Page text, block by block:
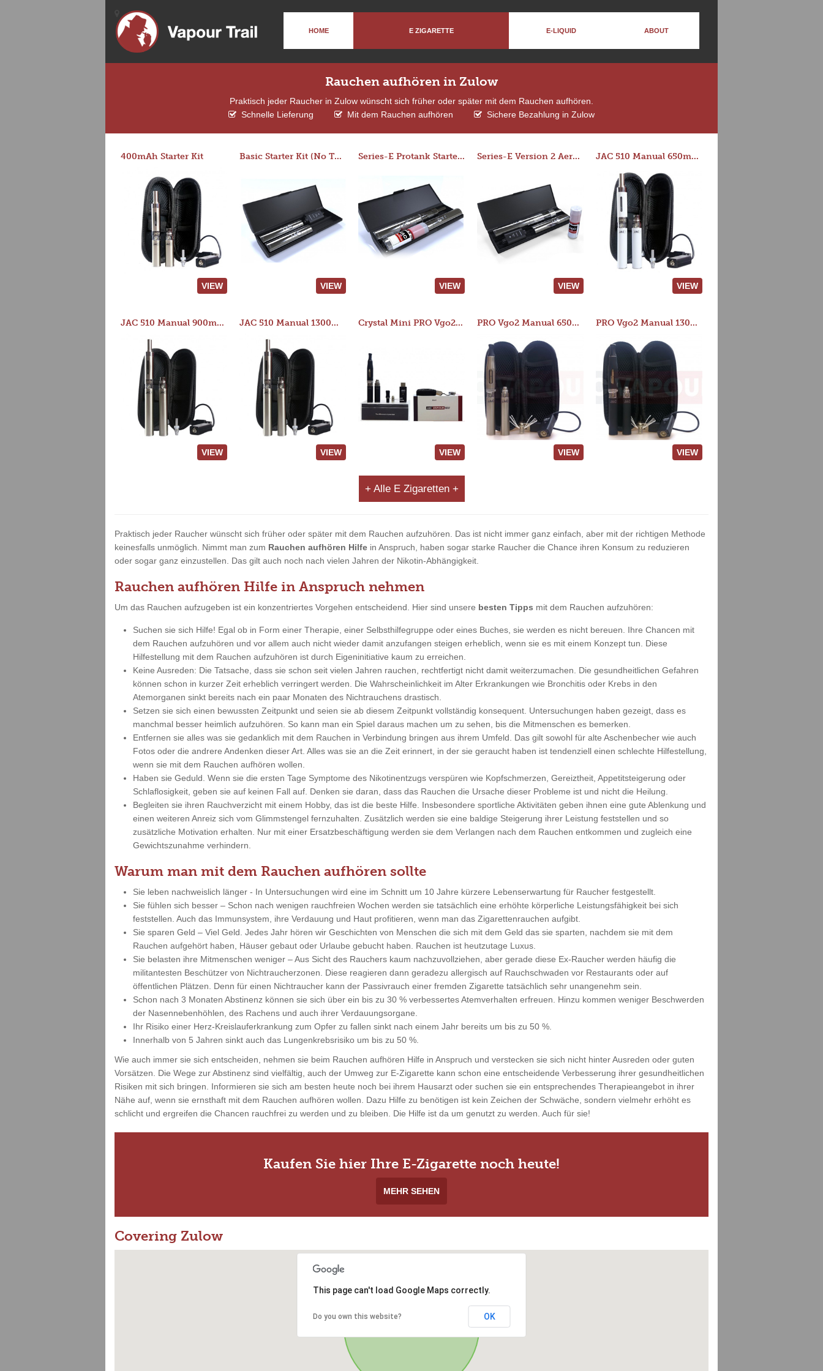
HOME E ZIGARETTE E-LIQUID ABOUT
Rauchen aufhören in Zulow
Praktisch jeder Raucher in Zulow wünscht sich früher oder später mit dem Rauchen aufhören.
Schnelle Lieferung
Mit dem Rauchen aufhören Sichere Bezahlung in Zulow
400mAh Starter Kit
VIEW
Basic Starter Kit (No Tank)
VIEW
Series-E Protank Starter Kit
VIEW
Series-E Version 2 Aero Tank Starter Kit
VIEW
JAC 510 Manual 650mAh Starter Kit
VIEW
JAC 510 Manual 900mAh Starter Kit
VIEW
JAC 510 Manual 1300mAh Starter Kit
VIEW
Crystal Mini PRO Vgo2 Manual 400mAh Kit
VIEW
PRO Vgo2 Manual 650mAh Kit
VIEW
PRO Vgo2 Manual 1300mAh Kit
VIEW
+ Alle E Zigaretten +
Praktisch jeder Raucher wünscht sich früher oder später mit dem Rauchen aufzuhören. Das ist nicht immer ganz einfach, aber mit der richtigen Methode
keinesfalls unmöglich. Nimmt man zum Rauchen aufhören Hilfe in Anspruch, haben sogar starke Raucher die Chance ihren Konsum zu reduzieren
oder sogar ganz einzustellen. Das gilt auch noch nach vielen Jahren der Nikotin-Abhängigkeit.
Rauchen aufhören Hilfe in Anspruch nehmen
Um das Rauchen aufzugeben ist ein konzentriertes Vorgehen entscheidend. Hier sind unsere besten Tipps mit dem Rauchen aufzuhören:
Suchen sie sich Hilfe! Egal ob in Form einer Therapie, einer Selbsthilfegruppe oder eines Buches, sie werden es nicht bereuen. Ihre Chancen mit
dem Rauchen aufzuhören und vor allem auch nicht wieder damit anzufangen steigen erheblich, wenn sie es mit einem Konzept tun. Diese
Hilfestellung mit dem Rauchen aufzuhören ist durch Eigeninitiative kaum zu erreichen.
Keine Ausreden: Die Tatsache, dass sie schon seit vielen Jahren rauchen, rechtfertigt nicht damit weiterzumachen. Die gesundheitlichen Gefahren
können schon in kurzer Zeit erheblich verringert werden. Die Wahrscheinlichkeit im Alter Erkrankungen wie Bronchitis oder Krebs in den
Atemorganen sinkt bereits nach ein paar Monaten des Nichtrauchens drastisch.
Setzen sie sich einen bewussten Zeitpunkt und seien sie ab diesem Zeitpunkt vollständig konsequent. Untersuchungen haben gezeigt, dass es
manchmal besser heimlich aufzuhören. So kann man ein Spiel daraus machen um zu sehen, bis die Mitmenschen es bemerken.
Entfernen sie alles was sie gedanklich mit dem Rauchen in Verbindung bringen aus ihrem Umfeld. Das gilt sowohl für alte Aschenbecher wie auch
Fotos oder die andrere Andenken dieser Art. Alles was sie an die Zeit erinnert, in der sie geraucht haben ist tendenziell einen schlechte Hilfestellung,
wenn sie mit dem Rauchen aufhören wollen.
Haben sie Geduld. Wenn sie die ersten Tage Symptome des Nikotinentzugs verspüren wie Kopfschmerzen, Gereiztheit, Appetitsteigerung oder
Schlaflosigkeit, geben sie auf keinen Fall auf. Denken sie daran, dass das Rauchen die Ursache dieser Probleme ist und nicht die Heilung.
Begleiten sie ihren Rauchverzicht mit einem Hobby, das ist die beste Hilfe. Insbesondere sportliche Aktivitäten geben ihnen eine gute Ablenkung und
einen weiteren Anreiz sich vom Glimmstengel fernzuhalten. Zusätzlich werden sie eine baldige Steigerung ihrer Leistung feststellen und so
zusätzliche Motivation erhalten. Nur mit einer Ersatzbeschäftigung werden sie dem Verlangen nach dem Rauchen entkommen und zugleich eine
Gewichtszunahme verhindern.
Warum man mit dem Rauchen aufhören sollte
Sie leben nachweislich länger - In Untersuchungen wird eine im Schnitt um 10 Jahre kürzere Lebenserwartung für Raucher festgestellt.
Sie fühlen sich besser – Schon nach wenigen rauchfreien Wochen werden sie tatsächlich eine erhöhte körperliche Leistungsfähigkeit bei sich
feststellen. Auch das Immunsystem, ihre Verdauung und Haut profitieren, wenn man das Zigarettenrauchen aufgibt.
Sie sparen Geld – Viel Geld. Jedes Jahr hören wir Geschichten von Menschen die sich mit dem Geld das sie sparten, nachdem sie mit dem
Rauchen aufgehört haben, Häuser gebaut oder Urlaube gebucht haben. Rauchen ist heutzutage Luxus.
Sie belasten ihre Mitmenschen weniger – Aus Sicht des Rauchers kaum nachzuvollziehen, aber gerade diese Ex-Raucher werden häufig die
militantesten Beschützer von Nichtraucherzonen. Diese reagieren dann geradezu allergisch auf Rauchschwaden vor Restaurants oder auf
öffentlichen Plätzen. Denn für einen Nichtraucher kann der Passivrauch einer fremden Zigarette tatsächlich sehr unangenehm sein.
Schon nach 3 Monaten Abstinenz können sie sich über ein bis zu 30 % verbessertes Atemverhalten erfreuen. Hinzu kommen weniger Beschwerden
der Nasennebenhöhlen, des Rachens und auch ihrer Verdauungsorgane.
Ihr Risiko einer Herz-Kreislauferkrankung zum Opfer zu fallen sinkt nach einem Jahr bereits um bis zu 50 %.
Innerhalb von 5 Jahren sinkt auch das Lungenkrebsrisiko um bis zu 50 %.
Wie auch immer sie sich entscheiden, nehmen sie beim Rauchen aufhören Hilfe in Anspruch und verstecken sie sich nicht hinter Ausreden oder guten
Vorsätzen. Die Wege zur Abstinenz sind vielfältig, auch der Umweg zur E-Zigarette kann schon eine entscheidende Verbesserung ihrer gesundheitlichen
Risiken mit sich bringen. Informieren sie sich am besten heute noch bei ihrem Hausarzt oder suchen sie ein entsprechendes Therapieangebot in ihrer
Nähe auf, wenn sie ernsthaft mit dem Rauchen aufhören wollen. Dazu Hilfe zu benötigen ist kein Zeichen der Schwäche, sondern vielmehr erhöht es
schlicht und ergreifen die Chancen rauchfrei zu werden und zu bleiben. Die Hilfe ist da um genutzt zu werden. Auch für sie!
Kaufen Sie hier Ihre E-Zigarette noch heute!
MEHR SEHEN
Covering Zulow
This page can't load Google Maps correctly.
Do you own this website? OK